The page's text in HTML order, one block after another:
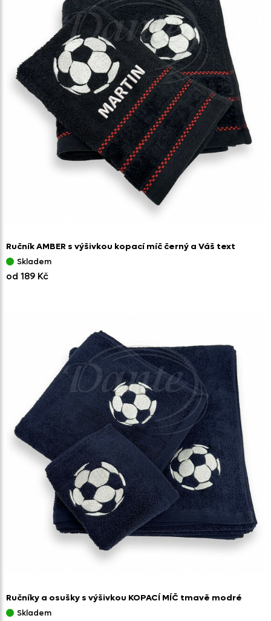
Ručník AMBER s výšivkou kopací míč černý a Váš text
Skladem
od 189 Kč
Ručníky a osušky s výšivkou KOPACÍ MÍČ tmavě modré
Skladem